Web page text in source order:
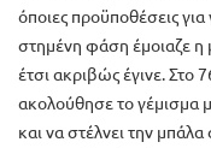
όποιες προϋποθέσεις
στημένη φάση έμοιαζε η
έτσι ακριβώς έγινε. Στο
ακολούθησε το γέμισμα
και να στέλνει την